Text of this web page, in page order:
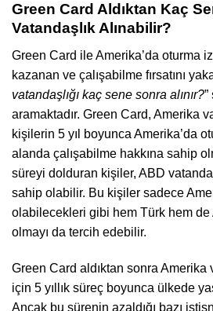
Green Card Aldıktan Kaç
Vatandaşlık Alınabilir?
Green Card ile Amerika’da oturma
kazanan ve çalışabilme fırsatını
vatandaşlığı kaç sene sonra alınır?”
aramaktadır. Green Card, Amerika
kişilerin 5 yıl boyunca Amerika’da
alanda çalışabilme hakkına sahip
süreyi dolduran kişiler, ABD
sahip olabilir. Bu kişiler sadece
olabilecekleri gibi hem Türk hem de
olmayı da tercih edebilir.
Green Card aldıktan sonra Amerika
için 5 yıllık süreç boyunca ülkede
Ancak bu sürenin azaldığı bazı